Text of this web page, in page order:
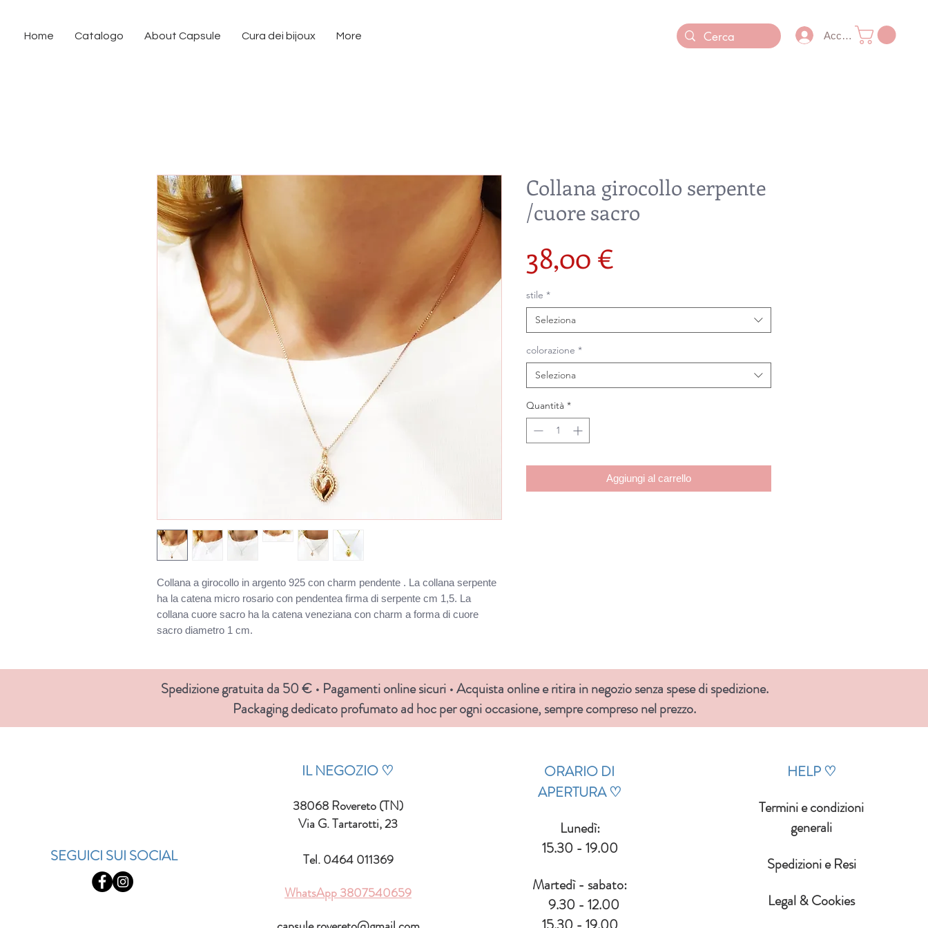
Home Catalogo About Capsule Cura dei bijoux More Accedi
Collana a girocollo in argento 925 con charm pendente . La collana serpente
ha la catena micro rosario con pendentea firma di serpente cm 1,5. La
collana cuore sacro ha la catena veneziana con charm a forma di cuore
sacro diametro 1 cm.
Collana girocollo serpente
/cuore sacro
38,00 €
stile *
Seleziona
colorazione *
Seleziona
Quantità *
Aggiungi al carrello
Spedizione gratuita da 50 € • Pagamenti online sicuri • Acquista online e ritira in negozio senza spese di spedizione.
Packaging dedicato profumato ad hoc per ogni occasione, sempre compreso nel prezzo.
SEGUICI SUI SOCIAL
IL NEGOZIO ♡
38068 Rovereto (TN)
Via G. Tartarotti, 23
Tel. 0464 011369
WhatsApp3807540659
ORARIO DI
APERTURA♡
Lunedì:
15.30 - 19.00
Martedì - sabato:
9.30 - 12.00
HELP♡
Termini e condizioni
generali
Spedizioni e Resi
Legal & Cookies